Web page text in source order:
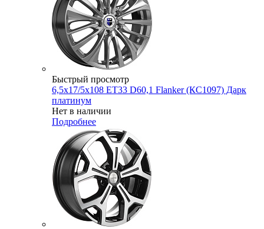
Быстрый просмотр
6,5x17/5x108 ET33 D60,1 Flanker (КС1097) Дарк
платинум
Нет в наличии
Подробнее